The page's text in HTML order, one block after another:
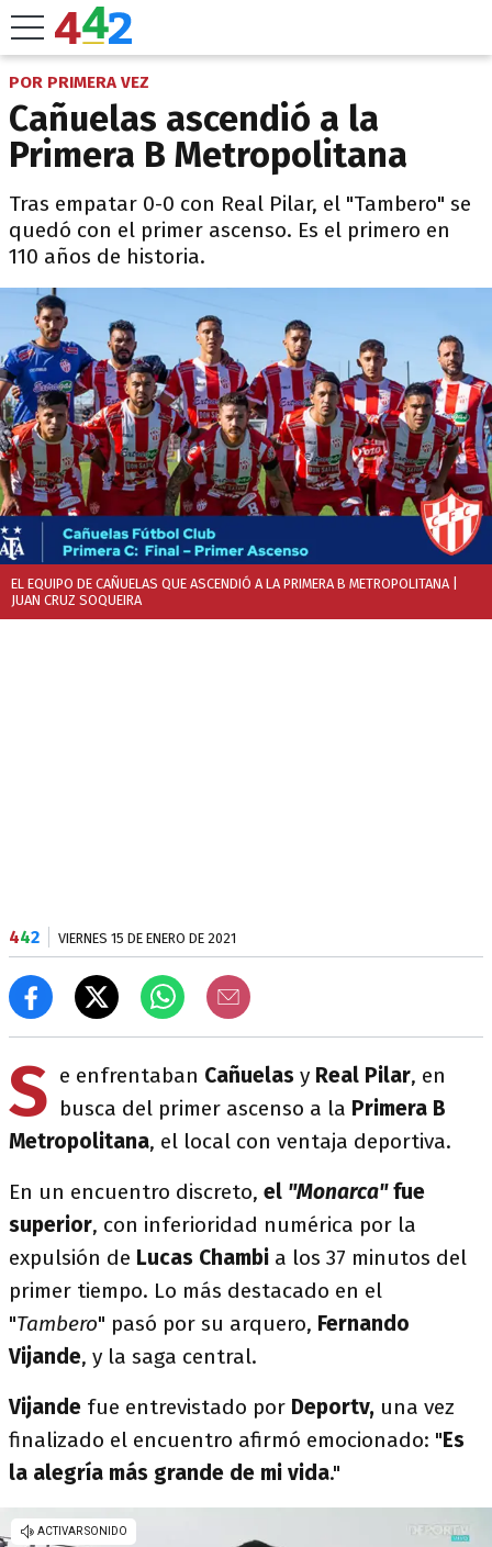
POR PRIMERA VEZ
Cañuelas ascendió a la
Primera B Metropolitana
Tras empatar 0-0 con Real Pilar, el "Tambero" se
quedó con el primer ascenso. Es el primero en
110 años de historia.
EL EQUIPO DE CAÑUELAS QUE ASCENDIÓ A LA PRIMERA B METROPOLITANA
JUAN CRUZ SOQUEIRA
442 VIERNES 15 DE ENERO DE 2021
S e enfrentaban Cañuelas y Real Pilar, en
busca del primer ascenso a la Primera B
Metropolitana, el local con ventaja deportiva.
En un encuentro discreto, el "Monarca"fue
superior, con inferioridad numérica por la
expulsión de Lucas Chambi a los 37 minutos del
primer tiempo. Lo más destacado en el
"Tambero" pasó por su arquero, Fernando
Vijande, y la saga central.
Vijande fue entrevistado por Deportv, una vez
finalizado el encuentro afirmó emocionado: "Es
la alegría más grande de mi vida."